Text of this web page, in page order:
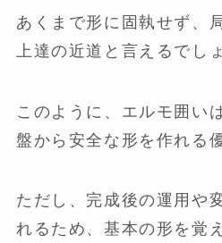
あくまで形に固執せず、
上達の近道と言えるでし
このように、エルモ囲い
盤から安全な形を作れる
ただし、完成後の運用や
れるため、基本の形を覚